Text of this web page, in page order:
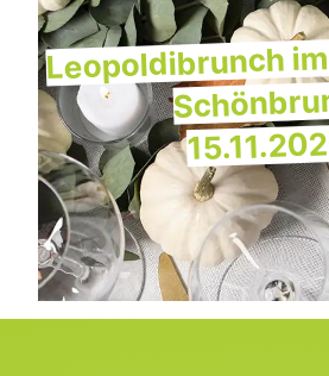
Leopoldibrunch